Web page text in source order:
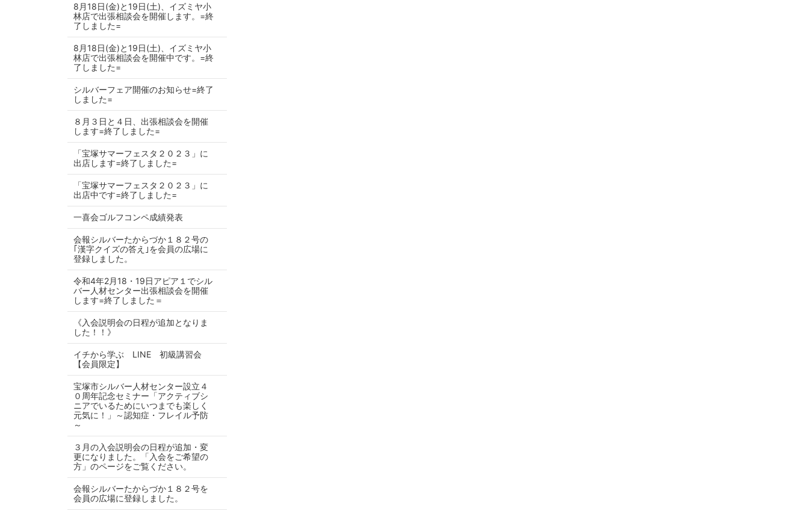
8月18日(金)と19日(土)、イズミヤ小
林店で出張相談会を開催します。=終
了しました=
8月18日(金)と19日(土)、イズミヤ小
林店で出張相談会を開催中です。=終
了しました=
シルバーフェア開催のお知らせ=終了
しました=
８月３日と４日、出張相談会を開催
します=終了しました=
「宝塚サマーフェスタ２０２３」に
出店します=終了しました=
「宝塚サマーフェスタ２０２３」に
出店中です=終了しました=
一喜会ゴルフコンペ成績発表
会報シルバーたからづか１８２号の
｢漢字クイズの答え｣を会員の広場に
登録しました。
令和4年2月18・19日アピア１でシル
バー人材センター出張相談会を開催
します=終了しました＝
《入会説明会の日程が追加となりま
した！！》
イチから学ぶ LINE 初級講習会
【会員限定】
宝塚市シルバー人材センター設立４
０周年記念セミナー「アクティブシ
ニアでいるためにいつまでも楽しく
元気に！」～認知症・フレイル予防
～
３月の入会説明会の日程が追加・変
更になりました。「入会をご希望の
方」のページをご覧ください。
会報シルバーたからづか１８２号を
会員の広場に登録しました。